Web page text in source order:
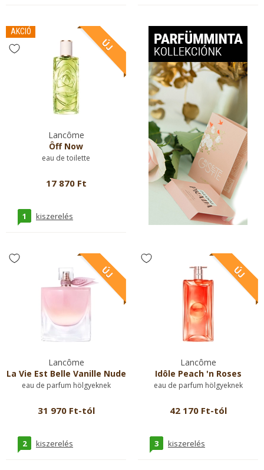
AKCIÓ
Lancôme
Ôff Now
eau de toilette
17 870 Ft
1 kiszerelés
Lancôme
La Vie Est Belle Vanille Nude
eau de parfum hölgyeknek
31 970 Ft-tól
2 kiszerelés
Lancôme
Idôle Peach 'n Roses
eau de parfum hölgyeknek
42 170 Ft-tól
3 kiszerelés